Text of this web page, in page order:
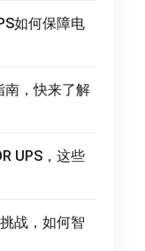
如何保障电
南，快来了解
UPS，这些
战，如何智